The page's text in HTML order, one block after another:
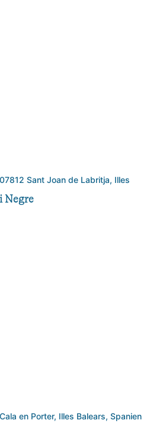
Sant Joan de Labritja, Illes
Negre
en Porter, Illes Balears, Spanien